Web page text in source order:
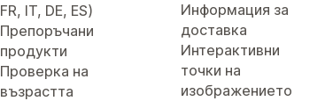
FR, IT, DE, ES)
Препоръчани
продукти
Проверка на
възрастта
Информация за
доставка
Интерактивни
точки на
изображението